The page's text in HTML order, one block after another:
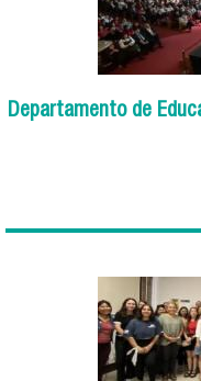
Departamento de